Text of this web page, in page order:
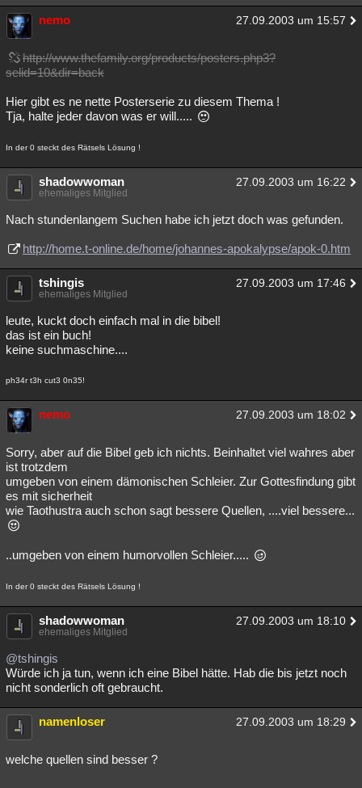
nemo 27.09.2003 um 15:57
http://www.thefamily.org/products/posters.php3?
selid=10&dir=back
Hier gibt es ne nette Posterserie zu diesem Thema !
Tja, halte jeder davon was er will.....
In der 0 steckt des Rätsels Lösung !
shadowwoman 27.09.2003 um 16:22
ehemaliges Mitglied
Nach stundenlangem Suchen habe ich jetzt doch was gefunden.
http://home.t-online.de/home/johannes-apokalypse/apok-0.htm
tshingis 27.09.2003 um 17:46
ehemaliges Mitglied
leute, kuckt doch einfach mal in die bibel!
das ist ein buch!
keine suchmaschine....
ph34r t3h cut3 0n35!
nemo 27.09.2003 um 18:02
Sorry, aber auf die Bibel geb ich nichts. Beinhaltet viel wahres aber
ist trotzdem
umgeben von einem dämonischen Schleier. Zur Gottesfindung gibt
es mit sicherheit
wie Taothustra auch schon sagt bessere Quellen, ....viel bessere...
..umgeben von einem humorvollen Schleier.....
In der 0 steckt des Rätsels Lösung !
shadowwoman 27.09.2003 um 18:10
ehemaliges Mitglied
@tshingis
Würde ich ja tun, wenn ich eine Bibel hätte. Hab die bis jetzt noch
nicht sonderlich oft gebraucht.
namenloser 27.09.2003 um 18:29
welche quellen sind besser ?